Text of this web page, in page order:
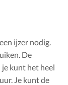
ijzer nodig.
De
kunt het heel
Je kunt de